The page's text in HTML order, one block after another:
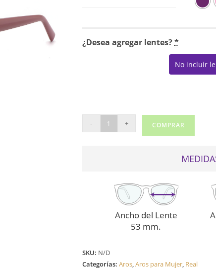
¿Desea agregar lentes?*
No incluir
LE2023
- + COMPRAR
Ancho del Lente
53 mm.
SKU: N/D
Categorías: Aros,Aros para Mujer, Real